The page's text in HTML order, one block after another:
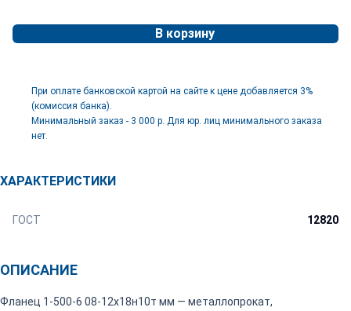
В корзину
При оплате банковской картой на сайте к цене добавляется 3%
(комиссия банка).
Минимальный заказ - 3 000 р. Для юр. лиц минимального заказа
нет.
ХАРАКТЕРИСТИКИ
ГОСТ 12820
ОПИСАНИЕ
Фланец 1-500-6 08-12х18н10т мм — металлопрокат,